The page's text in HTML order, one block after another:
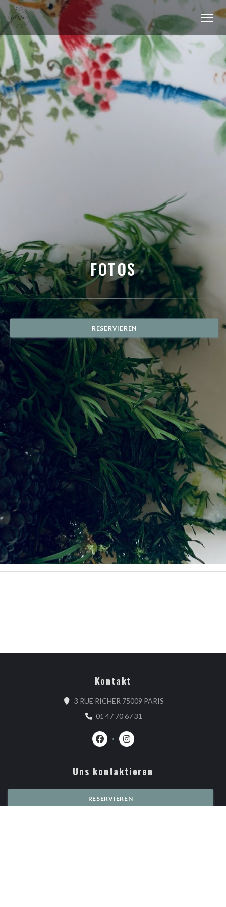
FOTOS
RESERVIEREN
Kontakt
3 RUE RICHER 75009 PARIS((öffnet ein neues
01 47 70 67 31
Facebook ((öffnet ein neues
Instagram ((öffnet ein neues
Uns kontaktieren
RESERVIEREN